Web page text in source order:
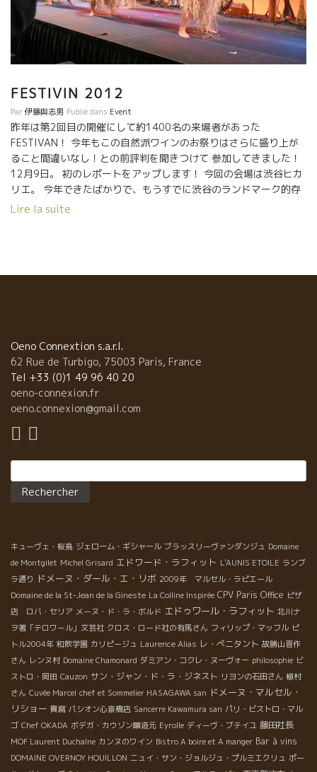
い。 カニが食べられると聞いたら何をおいても行ってしまう程、
カニが大好きだ。 日本に来る楽しみの一つがカニである。 素材そ
のものでここまで完成された旨味を持っている食べ物はないと思
う。 今日はこのメンバーでやった来た。丸山宏人。梶川さん。 久
第５位に入賞した元ソムリエ日本優勝者。 今では、ソムリエは卒
業して、全く別の仕事をしている。噛めば噛むほど味のある人
だ。 忙しので時々しか会えない。 しかし、カニ屋さんには美味し
いワインがないのが残念だ！ この点だけが、不完全燃焼。 でも、
美味しかった。感謝！丸さん、梶さん、またやりましょう。
FESTIVIN 2012
Par伊藤與志男 Publié dans Event
昨年は第2回目の開催にして約1400名の来場者があった
FESTIVAN！ 今年もこの自然派ワインのお祭りはさらに盛り上が
ること間違いなし！との前評判を聞きつけて 参加してきました！
12月9日。 初のレポートをアップします！ 今回の会場は渋谷ヒカ
リエ。 今年できたばかりで、もうすでに渋谷のランドマーク的存
在になりつつある今注目の商業施設です。 渋谷駅から直結してい
ステージが！そしてその裏にあたる場所にもブースが続いている
ではありませんか。 とにかく広い広い！そして、とても興味深い
料理とワインの種類の多さにビックリでした。 今回のフェスティ
ヴァンも一部と二部に入場がわかれており時間の制限はそれぞれ3
時間半。 入場して間もなく、おそらく全ての人が自分の興味ある
と思います。 感想としては、このイベントを3日間くらいにわた
っていること。 自然派のワインと関わりある興味深い飲食店の味
を全て味わうことは出来ませんでした。 すごく残念！全部食べた
ブルの名前もありました。 そして真っ先に走って行った飯田橋の
兄貴！自然派ワイン界の兄貴！宗像さんのお店メリメロ出店ブー
スには子豚ちゃんの丸焼が！！ 奥のブースの入り口では商店街の
魚やさん顔負けの掛け声で呼び込むオザミの丸山さんがロースト
ビーフを元気にサービス！ その隣には、若干丸山さんに圧倒され
ている様子の順子さん率いるヴィヴィエンヌチームが！ これまた
とびきり美味しいクスクスを提供していました。ホッと一息でき
る。さすが癒し系ヴィヴィエンヌ！ パリの自然派ワインブームの
火付け役となったビストロ、ヴェールヴォレを東京目黒で再現し
今東京一熱い場所を提供するヴェールヴォレ・ア・トーキョー。
このブースでは苦手な人にも必ず美味しいと言わせる全く癖のな
い絶品ブータンノワールが！ 造り手が来日するとこぞって立ち寄
る下町の名店！山利喜のモツ煮込みも！ どおする？どおする？な
に食べる？なにから飲む？？ なーんてやっているうちに3時間は
あっという間に過ぎてゆきます。 インポーターブースも負けては
Lire la suite
Oeno Connextion s.a.r.l.
62 Rue de Turbigo, 75003 Paris, France
Tel +33 (0)1 49 96 40 20
oeno-connexion.fr
oeno.connexion@gmail.com
キューヴェ・桜島 ジェローム・ギシャール ブラッスリーヴァンダンジュ Domaine
de Montgilet Michel Grisard エドワード・ラフィット L'AUNIS ETOILE ランブ
ラ通り ドメーヌ・ダール・エ・リボ 2009年 マルセル・ラピエール
Domaine de la St-Jean de la Gineste La Colline Inspirée CPV Paris Office ピザ
店 ロバ・セリア メーヌ・ド・ラ・ボルド エドゥワール・ラフィット 北川ナ
ヲ著「テロワール」文芸社 クロス・ロード社の有馬さん フィリップ・マッフル ピ
トル2004年 和飲学園 カリピージュ Laurence Alias レ・ぺニタント 故勝山晋作
さん レンヌ村 Domaine Chamonard ダミアン・コクレ・ヌーヴォー philosophie ビ
ストロ・岡田 Cauzon サン・ジャン・ド・ラ・ジネスト リヨンの石田さん 植村
さん Cuvée Marcel chef et Sommelier HASAGAWA san ドメーヌ・マルセル・
リショー 貴腐 パシオン心斎橋店 Sancerre Kawamura san パリ・ビストロ・マル
ゴ Chef OKADA ボデガ・カウゾン醸造元 Eyrolle ディーヴ・ブテイユ 藤田社長
MOF Laurent Duchaîne カンヌのワイン Bistro A boire et A manger Bar à vins
DOMAINE OVERNOY HOUILLON ニュイ・サン・ジョルジュ・プルミエクリュ ポー